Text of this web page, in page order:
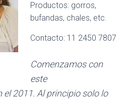
Ó
Productos: gorros,
bufandas, chales, etc.
Contacto: 11 2450 7807
Comenzamos con
este
2011. Al principio solo lo